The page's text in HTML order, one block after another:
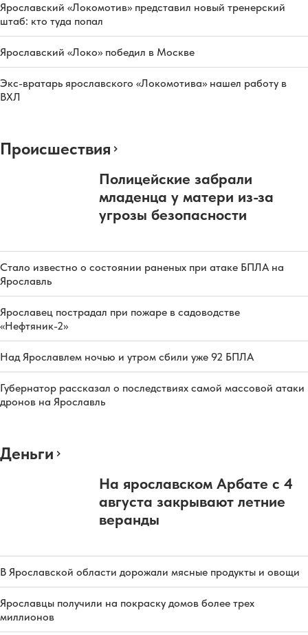
Ярославский «Локомотив» представил новый тренерский
штаб: кто туда попал
Ярославский «Локо» победил в Москве
Экс-вратарь ярославского «Локомотива» нашел работу в
ВХЛ
Происшествия
Полицейские забрали
младенца у матери из-за
угрозы безопасности
Стало известно о состоянии раненых при атаке БПЛА на
Ярославль
Ярославец пострадал при пожаре в садоводстве
«Нефтяник-2»
Над Ярославлем ночью и утром сбили уже 92 БПЛА
Губернатор рассказал о последствиях самой массовой атаки
дронов на Ярославль
Деньги
На ярославском Арбате с 4
августа закрывают летние
веранды
В Ярославской области дорожали мясные продукты и овощи
Ярославцы получили на покраску домов более трех
миллионов